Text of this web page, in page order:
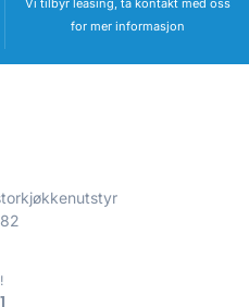
Vi tilbyr leasing, ta kontakt med oss
for mer informasjon